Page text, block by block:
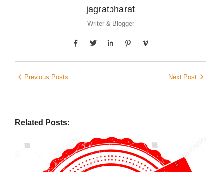
jagratbharat
Writer & Blogger
Previous Posts Next Post
Related Posts: